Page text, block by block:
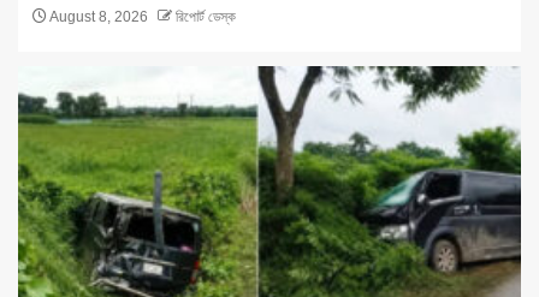
August 8, 2026 রিপোর্ট ডেস্ক